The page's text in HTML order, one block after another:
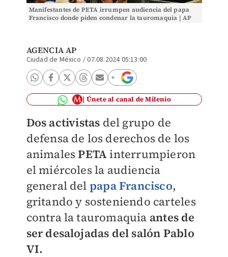
Manifestantes de PETA irrumpen audiencia del papa
Francisco donde piden condenar la tauromaquia | AP
AGENCIA AP
Ciudad de México /07.08.2024 05:13:00
Únete al canal de Milenio
Dos activistas del grupo de
defensa de los derechos de los
animalesPETAinterrumpieron
el miércoles la audiencia
general del papa Francisco,
gritando y sosteniendo carteles
contra la tauromaquia antes de
ser desalojadas del salón Pablo
VI.